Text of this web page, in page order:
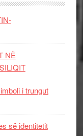
NË
i trungut
së identitetit